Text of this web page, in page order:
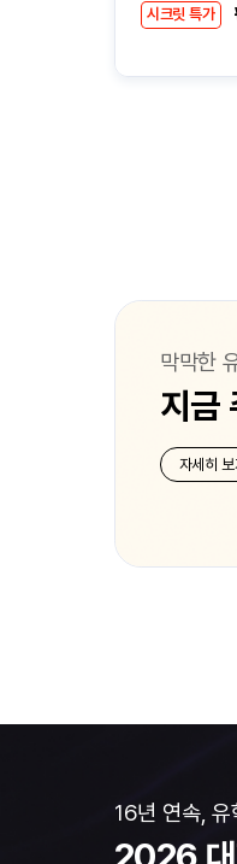
시크릿 특가
막막한
지금
자세히 보
16년 연속, 유